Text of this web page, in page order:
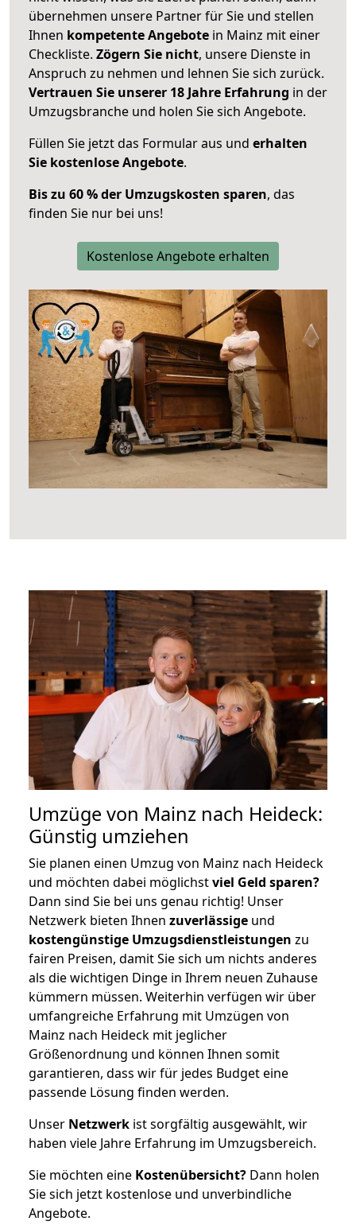
übernehmen unsere Partner für Sie und stellen
Ihnen kompetente Angebote in Mainz mit einer
Checkliste. Zögern Sie nicht, unsere Dienste in
Anspruch zu nehmen und lehnen Sie sich zurück.
Vertrauen Sie unserer 18 Jahre Erfahrung in der
Umzugsbranche und holen Sie sich Angebote.
Füllen Sie jetzt das Formular aus und erhalten
Sie kostenlose Angebote.
Bis zu 60 % der Umzugskosten sparen, das
finden Sie nur bei uns!
Kostenlose Angebote erhalten
Umzüge von Mainz nach Heideck:
Günstig umziehen
Sie planen einen Umzug von Mainz nach Heideck
und möchten dabei möglichstviel Geld sparen?
Dann sind Sie bei uns genau richtig! Unser
Netzwerk bieten Ihnen zuverlässige und
kostengünstige Umzugsdienstleistungen zu
fairen Preisen, damit Sie sich um nichts anderes
als die wichtigen Dinge in Ihrem neuen Zuhause
kümmern müssen. Weiterhin verfügen wir über
umfangreiche Erfahrung mit Umzügen von
Mainz nach Heideck mit jeglicher
Größenordnung und können Ihnen somit
garantieren, dass wir für jedes Budget eine
passende Lösung finden werden.
Unser Netzwerk ist sorgfältig ausgewählt, wir
haben viele Jahre Erfahrung im Umzugsbereich.
Sie möchten eine Kostenübersicht? Dann holen
Sie sich jetzt kostenlose und unverbindliche
Angebote.